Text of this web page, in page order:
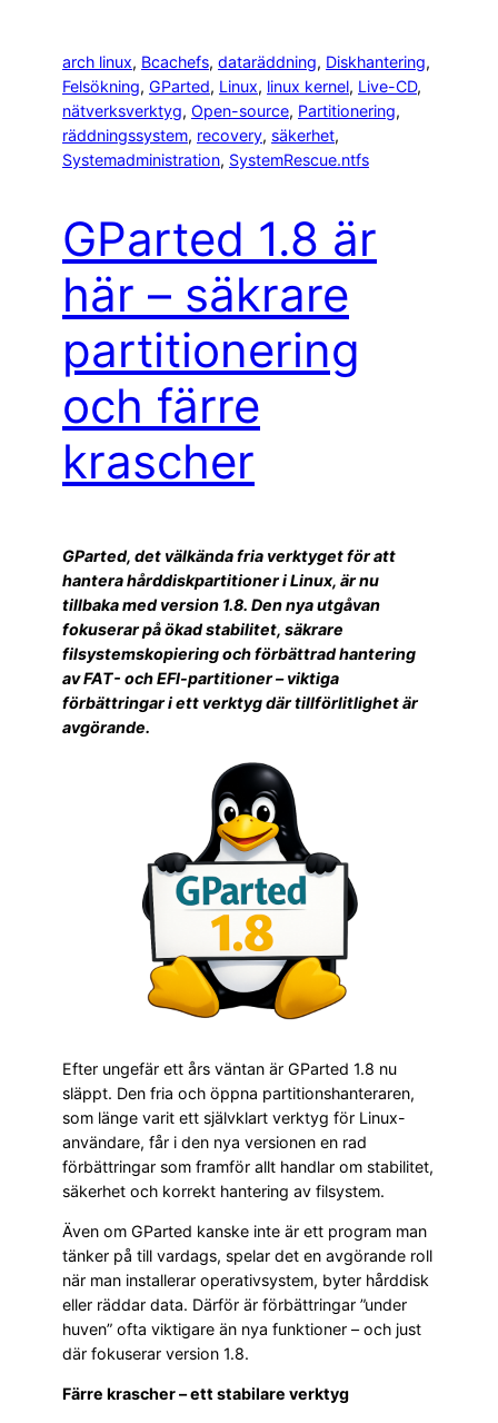
arch linux, Bcachefs, dataräddning, Diskhantering
Felsökning, GParted, Linux, linux kernel, Live-CD
nätverksverktyg, Open-source, Partitionering
räddningssystem, recovery, säkerhet
Systemadministration, SystemRescue.ntfs
GParted 1.8 är
här – säkrare
partitionering
och färre
krascher
GParted, det välkända fria verktyget för att
hantera hårddiskpartitioner i Linux, är nu
tillbaka med version 1.8. Den nya utgåvan
fokuserar på ökad stabilitet, säkrare
filsystemskopiering och förbättrad hantering
av FAT- och EFI-partitioner – viktiga
förbättringar i ett verktyg där tillförlitlighet är
avgörande.
Efter ungefär ett års väntan är GParted 1.8 nu
släppt. Den fria och öppna partitionshanteraren,
som länge varit ett självklart verktyg för Linux-
användare, får i den nya versionen en rad
förbättringar som framför allt handlar om stabilitet,
säkerhet och korrekt hantering av filsystem.
Även om GParted kanske inte är ett program man
tänker på till vardags, spelar det en avgörande roll
när man installerar operativsystem, byter hårddisk
eller räddar data. Därför är förbättringar ”under
huven” ofta viktigare än nya funktioner – och just
där fokuserar version 1.8.
Färre krascher – ett stabilare verktyg